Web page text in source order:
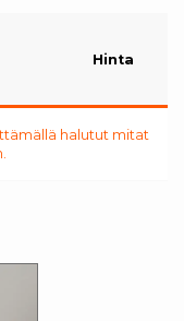
Hinta
halutut mitat